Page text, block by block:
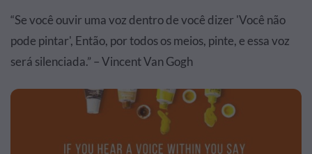
“Se você ouvir uma voz dentro de você dizer 'Você não
pode pintar', Então, por todos os meios, pinte, e essa voz
será silenciada.” – Vincent Van Gogh